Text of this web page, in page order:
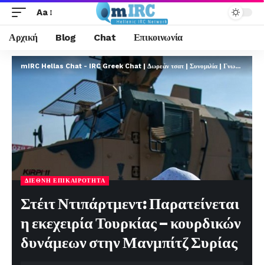
Aa
Αρχική Blog Chat Επικοινωνία
mIRC Hellas Chat - IRC Greek Chat | Δωρεάν τσατ | Συνομιλία | Γνωριμίες | FREE
ΔΙΕΘΝΉ ΕΠΙΚΑΙΡΌΤΗΤΑ
Στέιτ Ντιπάρτμεντ: Παρατείνεται
η εκεχειρία Τουρκίας – κουρδικών
δυνάμεων στην Μανμπίτζ Συρίας